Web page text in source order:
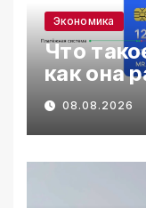
Экономика
Что
как она
08.08.2026